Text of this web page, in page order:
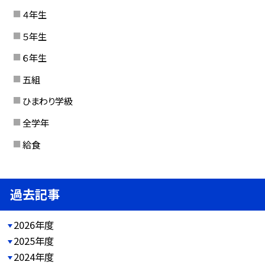
４年生
５年生
６年生
五組
ひまわり学級
全学年
給食
過去記事
2026年度
2025年度
2024年度